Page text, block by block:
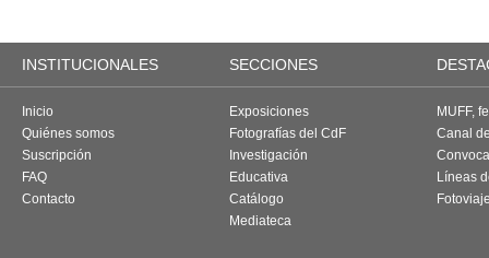
INSTITUCIONALES SECCIONES
Inicio
Quiénes somos
Suscripción
FAQ
Contacto
Exposiciones
Fotografías del CdF
Investigación
Educativa
Catálogo
Mediateca
MUFF,
Canal
Líneas